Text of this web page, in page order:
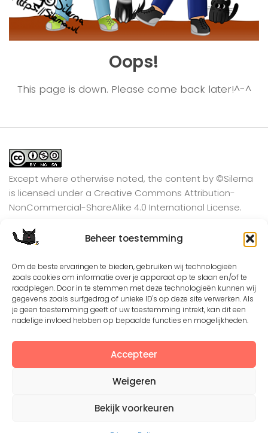
Beheer toestemming
Om de beste ervaringen te bieden, gebruiken wij technologieën
zoals cookies om informatie over je apparaat op te slaan en/of te
raadplegen. Door in te stemmen met deze technologieën kunnen wij
gegevens zoals surfgedrag of unieke ID's op deze site verwerken. Als
je geen toestemming geeft of uw toestemming intrekt, kan dit een
nadelige invloed hebben op bepaalde functies en mogelijkheden.
Accepteer
Weigeren
Bekijk voorkeuren
Oops!
This page is down. Please come back later!^-^
Except where otherwise noted, the content by ©Silerna
is licensed under a Creative Commons Attribution-
NonCommercial-ShareAlike 4.0 International License.
©2008 - 2026. All Rights Reserved. Protected by
Mogelijk gemaakt door - Designed with